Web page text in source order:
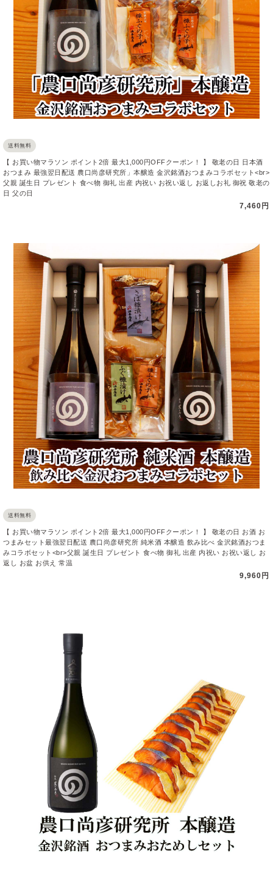
送料無料
【 お買い物マラソン ポイント2倍 最大1,000円OFFクーポン！ 】 敬老の日 日本酒
おつまみ 最強翌日配送 農口尚彦研究所」本醸造 金沢銘酒おつまみコラボセット<br>
父親 誕生日 プレゼント 食べ物 御礼 出産 内祝い お祝い返し お返しお礼 御祝 敬老の
日 父の日
7,460円
送料無料
【 お買い物マラソン ポイント2倍 最大1,000円OFFクーポン！ 】 敬老の日 お酒 お
つまみセット最強翌日配送 農口尚彦研究所 純米酒 本醸造 飲み比べ 金沢銘酒おつま
みコラボセット<br>父親 誕生日 プレゼント 食べ物 御礼 出産 内祝い お祝い返し お
返し お盆 お供え 常温
9,960円